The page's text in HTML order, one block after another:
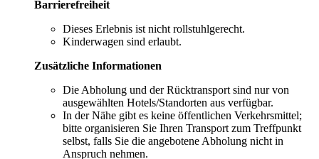
Barrierefreiheit
Dieses Erlebnis ist nicht rollstuhlgerecht.
Kinderwagen sind erlaubt.
Zusätzliche Informationen
Die Abholung und der Rücktransport sind nur von
ausgewählten Hotels/Standorten aus verfügbar.
In der Nähe gibt es keine öffentlichen Verkehrsmittel;
bitte organisieren Sie Ihren Transport zum Treffpunkt
selbst, falls Sie die angebotene Abholung nicht in
Anspruch nehmen.